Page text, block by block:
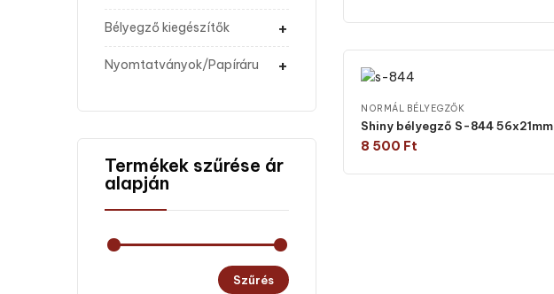
+
Bélyegző kiegészítők
+
Nyomtatványok/Papíráru
Termékek szűrése ár
alapján
Szűrés
Válasszon típust
NORMÁL BÉLYEGZŐK
Shiny bélyegző S-844 56x21mm
8 500 Ft
Válasszon típust